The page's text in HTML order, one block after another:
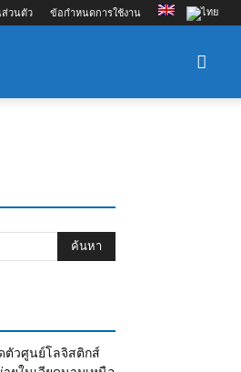
ส่วนตัว ข้อกำหนดการใช้งาน
ตัวศูนย์โลจิสติกส์